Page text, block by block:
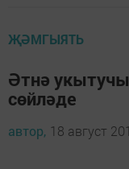
ҖӘМГЫЯТЬ
Әтнә
сөйләде
автор, 18 август